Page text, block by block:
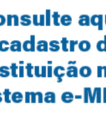
Como o Colégio
Brasília prepara
estudantes para o
mesmo do Ensino